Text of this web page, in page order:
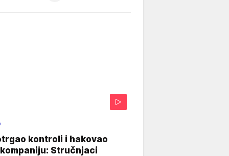
kontroli i hakovao
Stručnjaci